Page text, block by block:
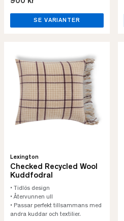
SE VARIANTER
Lexington
Checked Recycled Wool
Kuddfodral
• Tidlös design
• Återvunnen ull
• Passar perfekt tillsammans med
andra kuddar och textilier.